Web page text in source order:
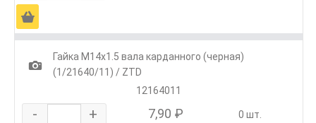
Ä
1
Гайка М14х1.5 вала карданного (черная)
(1/21640/11) / ZTD
12164011
- + 7,90 ₽ 0 шт.